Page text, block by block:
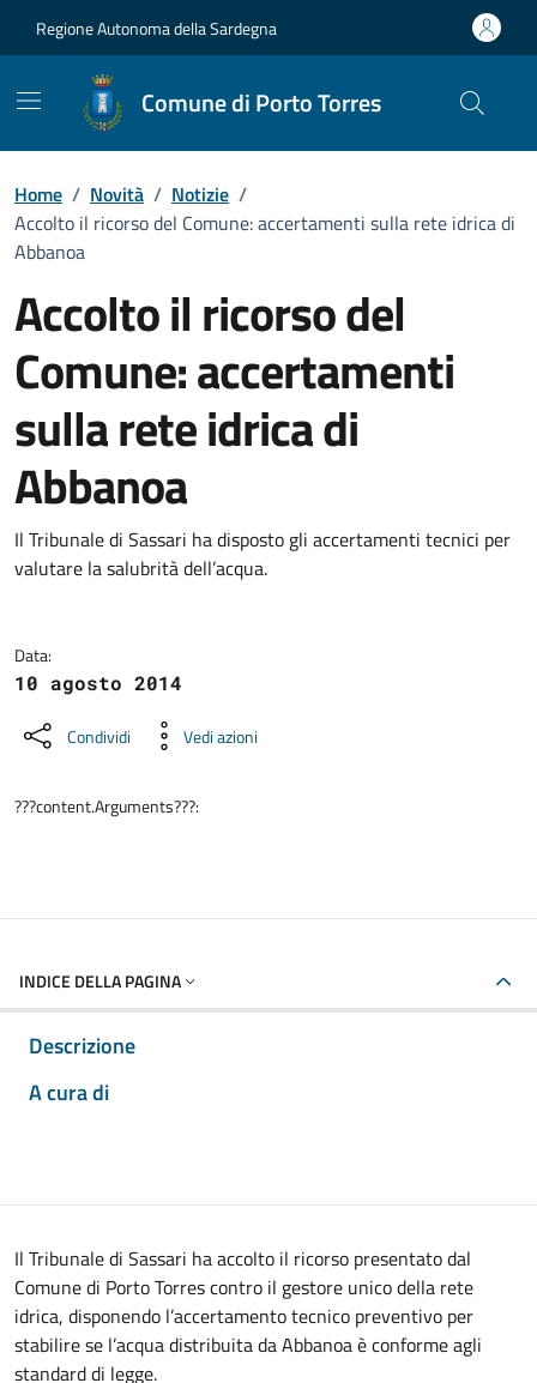
Regione Autonoma della Sardegna
Comune di Porto Torres
Home / Novità / Notizie /
Accolto il ricorso del Comune: accertamenti sulla rete idrica di
Abbanoa
Accolto il ricorso del
Comune: accertamenti
sulla rete idrica di
Abbanoa
Dettagli della notizia
Il Tribunale di Sassari ha disposto gli accertamenti tecnici per
valutare la salubrità dell’acqua.
Data:
10 agosto 2014
Condividi Vedi azioni
???content.Arguments???:
INDICE DELLA PAGINA
Descrizione
A cura di
Il Tribunale di Sassari ha accolto il ricorso presentato dal
Comune di Porto Torres contro il gestore unico della rete
idrica, disponendo l’accertamento tecnico preventivo per
stabilire se l’acqua distribuita da Abbanoa è conforme agli
standard di legge.